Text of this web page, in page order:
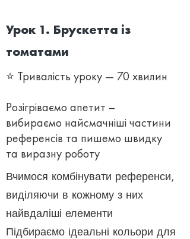
Урок 1. Брускетта із
томатами
⭐ Тривалість уроку — 70 хвилин
Розігріваємо апетит –
вибираємо найсмачніші частини
референсів та пишемо швидку
та виразну роботу
Вчимося комбінувати референси,
виділяючи в кожному з них
найвдаліші елементи
Підбираємо ідеальні кольори для